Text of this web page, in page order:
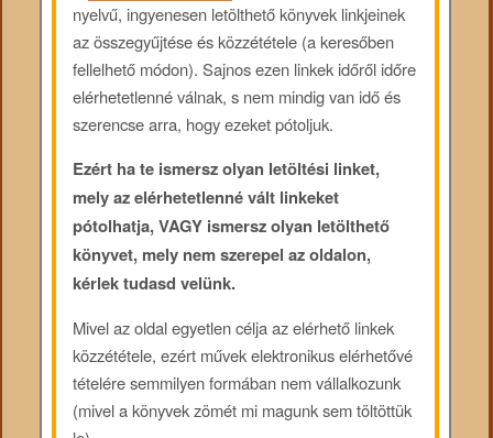
nyelvű, ingyenesen letölthető könyvek linkjeinek
az összegyűjtése és közzététele (a keresőben
fellelhető módon). Sajnos ezen linkek időről időre
elérhetetlenné válnak, s nem mindig van idő és
szerencse arra, hogy ezeket pótoljuk.
Ezért ha te ismersz olyan letöltési linket,
mely az elérhetetlenné vált linkeket
pótolhatja, VAGY ismersz olyan letölthető
könyvet, mely nem szerepel az oldalon,
kérlek tudasd velünk.
Mivel az oldal egyetlen célja az elérhető linkek
közzététele, ezért művek elektronikus elérhetővé
tételére semmilyen formában nem vállalkozunk
(mivel a könyvek zömét mi magunk sem töltöttük